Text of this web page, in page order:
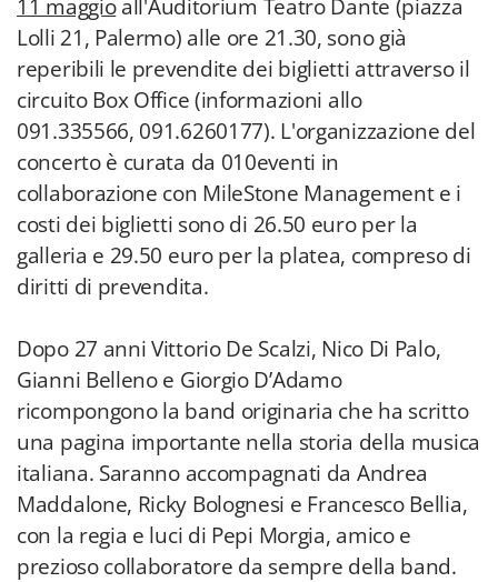
11 maggioall'Auditorium Teatro Dante (piazza
Lolli 21, Palermo) alle ore 21.30, sono già
reperibili le prevendite dei biglietti attraverso il
circuito Box Office (informazioni allo
091.335566, 091.6260177). L'organizzazione del
concerto è curata da 010eventi in
collaborazione con MileStone Management e i
costi dei biglietti sono di 26.50 euro per la
galleria e 29.50 euro per la platea, compreso di
diritti di prevendita.
Dopo 27 anni Vittorio De Scalzi, Nico Di Palo,
Gianni Belleno e Giorgio D’Adamo
ricompongono la band originaria che ha scritto
una pagina importante nella storia della musica
italiana. Saranno accompagnati da Andrea
Maddalone, Ricky Bolognesi e Francesco Bellia,
con la regia e luci di Pepi Morgia, amico e
prezioso collaboratore da sempre della band.